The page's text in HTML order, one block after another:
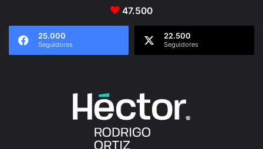
47.500
25.000
Seguidores
22.500
Seguidores